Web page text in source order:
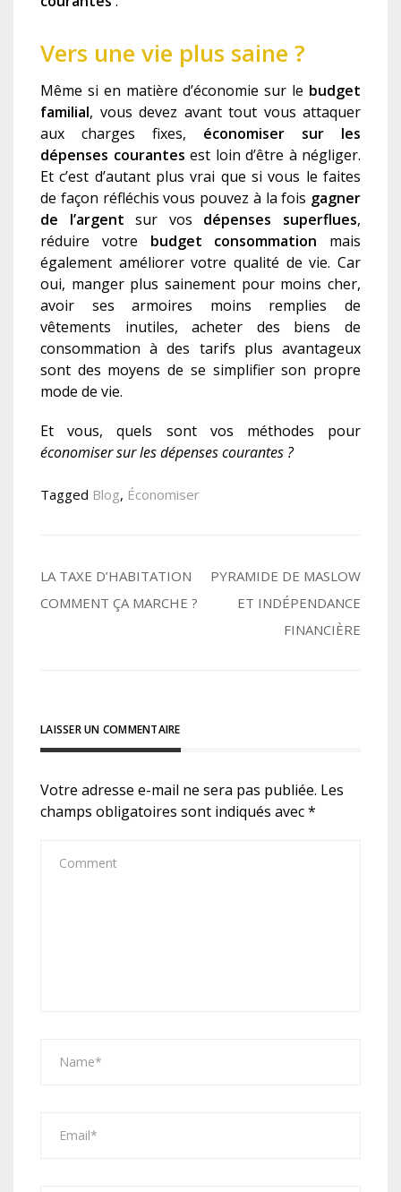
Vers une vie plus saine ?
Même si en matière d’économie sur le budget
familial, vous devez avant tout vous attaquer
aux charges fixes, économiser sur les
dépenses courantes est loin d’être à négliger.
Et c’est d’autant plus vrai que si vous le faites
de façon réfléchis vous pouvez à la fois gagner
de l’argent sur vos dépenses superflues,
réduire votre budget consommation mais
également améliorer votre qualité de vie. Car
oui, manger plus sainement pour moins cher,
avoir ses armoires moins remplies de
vêtements inutiles, acheter des biens de
consommation à des tarifs plus avantageux
sont des moyens de se simplifier son propre
mode de vie.
Et vous, quels sont vos méthodes pour
économiser sur les dépenses courantes ?
Tagged Blog, Économiser
Navigation
de
LA TAXE D’HABITATION
COMMENT ÇA MARCHE ?
PYRAMIDE DE MASLOW
ET INDÉPENDANCE
FINANCIÈRE
LAISSER UN COMMENTAIRE
Votre adresse e-mail ne sera pas publiée. Les
champs obligatoires sont indiqués avec*